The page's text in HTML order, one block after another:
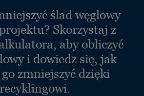
ślad węglowy
Skorzystaj z
aby obliczyć
i dowiedz się, jak
zmniejszyć dzięki
recyklingowi.